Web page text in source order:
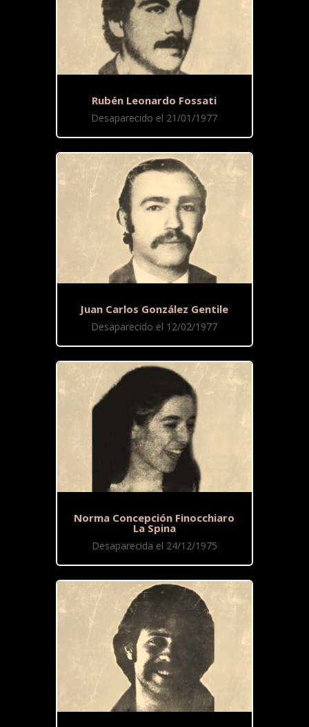
Rubén Leonardo Fossati
Desaparecido el 21/01/1977
Juan Carlos González Gentile
Desaparecido el 12/02/1977
Norma Concepción Finocchiaro
La Spina
Desaparecida el 24/12/1975